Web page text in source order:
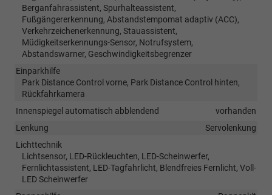
Berganfahrassistent, Spurhalteassistent,
Fußgängererkennung, Abstandstempomat adaptiv (ACC),
Verkehrzeichenerkennung, Stauassistent,
Müdigkeitserkennungs-Sensor, Notrufsystem,
Abstandswarner, Geschwindigkeitsbegrenzer
Einparkhilfe
Park Distance Control vorne, Park Distance Control hinten,
Rückfahrkamera
Innenspiegel automatisch abblendend
vorhanden
Lenkung
Servolenkung
Lichttechnik
Lichtsensor, LED-Rückleuchten, LED-Scheinwerfer,
Fernlichtassistent, LED-Tagfahrlicht, Blendfreies Fernlicht, Voll-
LED Scheinwerfer